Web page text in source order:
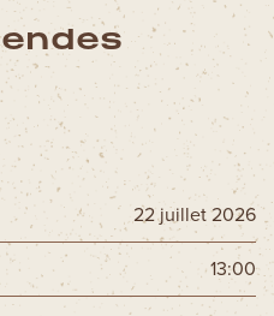
22 juillet 2026
13:00